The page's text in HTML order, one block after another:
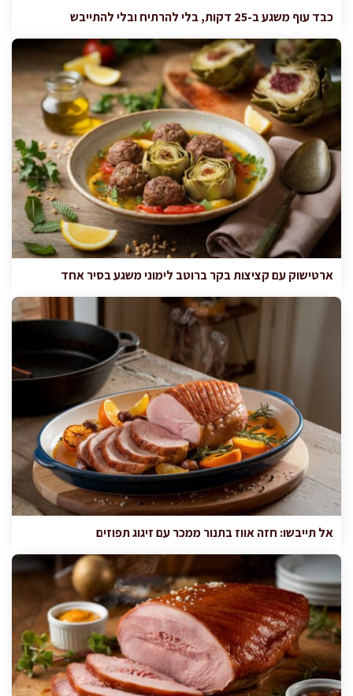
כבד עוף משגע ב-25 דקות, בלי להרתיח ובלי להתייבש
ארטישוק עם קציצות בקר ברוטב לימוני משגע בסיר אחד
אל תייבשו: חזה אווז בתנור ממכר עם זיגוג תפוזים